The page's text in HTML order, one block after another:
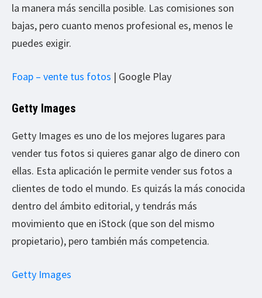
la manera más sencilla posible. Las comisiones son
bajas, pero cuanto menos profesional es, menos le
puedes exigir.
Foap – vente tus fotos | Google Play
Getty Images
Getty Images es uno de los mejores lugares para
vender tus fotos si quieres ganar algo de dinero con
ellas. Esta aplicación le permite vender sus fotos a
clientes de todo el mundo. Es quizás la más conocida
dentro del ámbito editorial, y tendrás más
movimiento que en iStock (que son del mismo
propietario), pero también más competencia.
Getty Images